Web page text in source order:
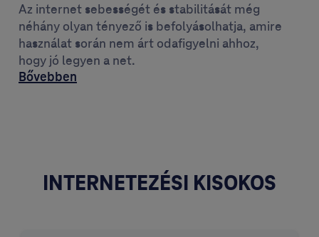
Az internet sebességét és stabilitását még
néhány olyan tényező is befolyásolhatja, amire
használat során nem árt odafigyelni ahhoz,
hogy jó legyen a net.
Bővebben
INTERNETEZÉSI KISOKOS